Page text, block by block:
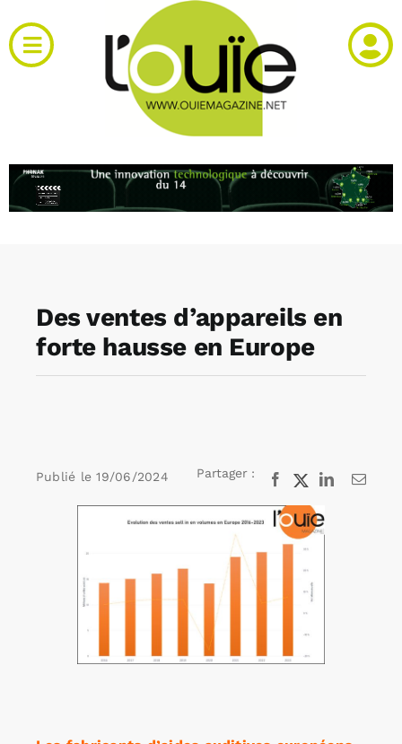
au
contenu
Toggle
Navigation
RH et emploi
Agenda
Des ventes d’appareils en
forte hausse en Europe
Publié le 19/06/2024 Partager : Facebook
X LinkedInEmail